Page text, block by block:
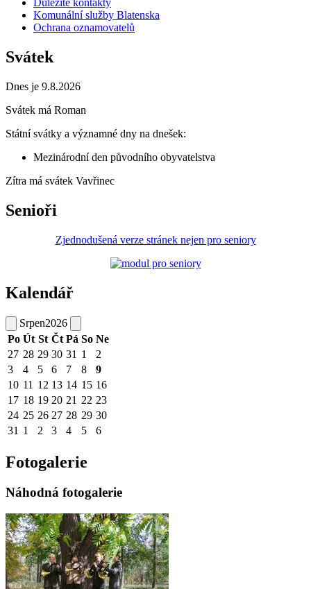
Důležité kontakty
Komunální služby Blatenska
Ochrana oznamovatelů
Svátek
Dnes je 9.8.2026
Svátek má Roman
Státní svátky a významné dny na dnešek:
Mezinárodní den původního obyvatelstva
Zítra má svátek Vavřinec
Senioři
Zjednodušená verze stránek nejen pro seniory
Kalendář
Srpen2026
Po Út St Čt Pá So Ne
27 28 29 30 31 1
2
3
4 5 6 7 8
9
10 11 12 13 14 15 16
17 18 19 20 21 22 23
24 25 26 27 28 29 30
31 1 2 3 4 5 6
Fotogalerie
Náhodná fotogalerie